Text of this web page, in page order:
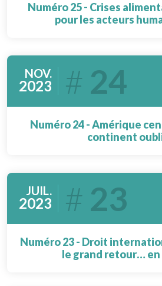
Numéro 25 - Crises
pour les acteurs
NOV.
2023 24
Numéro 24 - Amérique
continent
JUIL.
2023 23
Numéro 23 - Droit
le grand retour… en